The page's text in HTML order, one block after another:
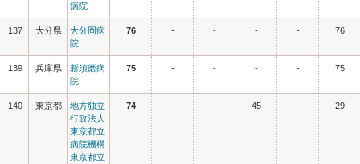
病院
137 大分県
大分岡病
院
76 - - - - 76
139 兵庫県
新須磨病
院
75 - - - - 75
140 東京都
地方独立
行政法人
東京都立
病院機構
東京都立
74 - - 45 - 29